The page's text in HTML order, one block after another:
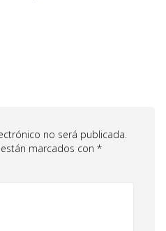
no será publicada.
marcados con *